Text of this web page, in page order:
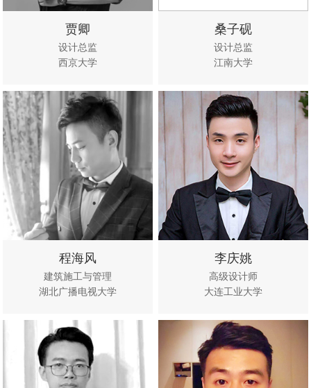
贾卿
设计总监
西京大学
立即咨 查看作
品
桑子砚
设计总监
江南大学
立即咨
询
查看作
品
程海风
建筑施工与管理
湖北广播电视大学
立即咨
询
查看作
李庆姚
高级设计师
大连工业大学
立即咨
询
查看作
品